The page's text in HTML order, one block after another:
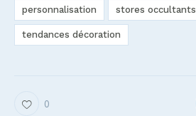
personnalisation stores occultants
tendances décoration
0